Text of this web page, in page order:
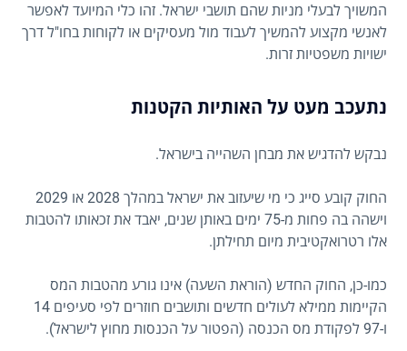
המשויך לבעלי מניות שהם תושבי ישראל. זהו כלי המיועד לאפשר
לאנשי מקצוע להמשיך לעבוד מול מעסיקים או לקוחות בחו"ל דרך
ישויות משפטיות זרות.
נתעכב מעט על האותיות הקטנות
נבקש להדגיש את מבחן השהייה בישראל.
החוק קובע סייג כי מי שיעזוב את ישראל במהלך 2028 או 2029
וישהה בה פחות מ-75 ימים באותן שנים, יאבד את זכאותו להטבות
אלו רטרואקטיבית מיום תחילתן.
כמו-כן, החוק החדש (הוראת השעה) אינו גורע מהטבות המס
הקיימות ממילא לעולים חדשים ותושבים חוזרים לפי סעיפים 14
ו-97 לפקודת מס הכנסה (הפטור על הכנסות מחוץ לישראל).